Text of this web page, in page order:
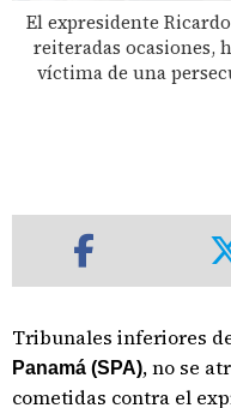
El expresidente
reiteradas ocasiones,
víctima de una
Tribunales inferiores
Panamá (SPA), no se
cometidas contra el